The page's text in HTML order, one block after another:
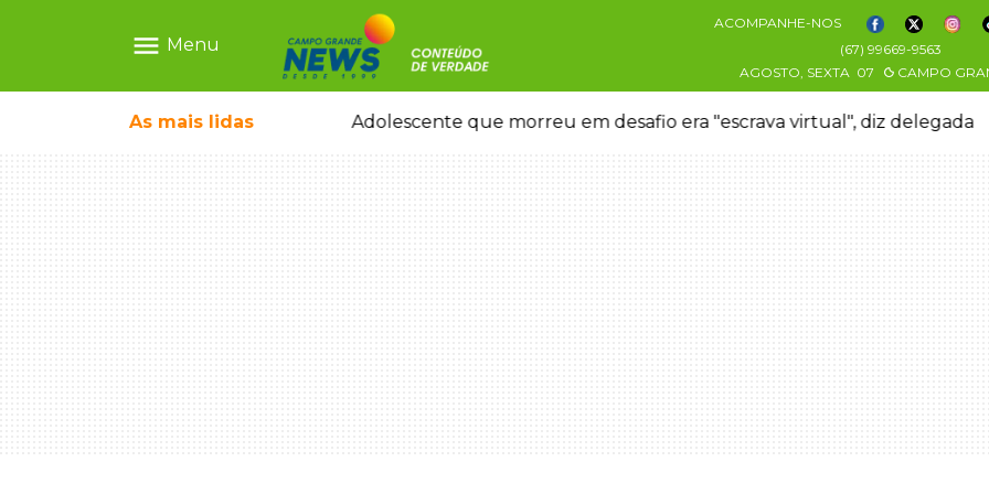
menu Menu
ACOMPANHE-NOS
(67) 99669-9563
AGOSTO, SEXTA 07 CAMPO
As mais lidas
temporal no interior Adolescente que morreu em desafio era "escrava virtual", diz delegada